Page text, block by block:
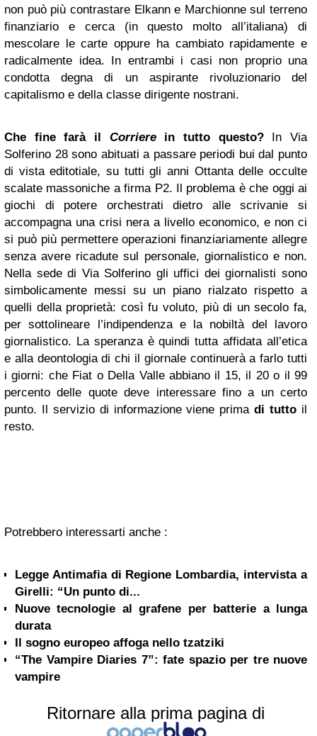
non può più contrastare Elkann e Marchionne sul terreno
finanziario e cerca (in questo molto all’italiana) di
mescolare le carte oppure ha cambiato rapidamente e
radicalmente idea. In entrambi i casi non proprio una
condotta degna di un aspirante rivoluzionario del
capitalismo e della classe dirigente nostrani.
Che fine farà il Corriere in tutto questo?
In Via
Solferino 28 sono abituati a passare periodi bui dal punto
di vista editotiale, su tutti gli anni Ottanta delle occulte
scalate massoniche a firma P2. Il problema è che oggi ai
giochi di potere orchestrati dietro alle scrivanie si
accompagna una crisi nera a livello economico, e non ci
si può più permettere operazioni finanziariamente allegre
senza avere ricadute sul personale, giornalistico e non.
Nella sede di Via Solferino gli uffici dei giornalisti sono
simbolicamente messi su un piano rialzato rispetto a
quelli della proprietà: così fu voluto, più di un secolo fa,
per sottolineare l’indipendenza e la nobiltà del lavoro
giornalistico. La speranza è quindi tutta affidata all’etica
e alla deontologia di chi il giornale continuerà a farlo tutti
i giorni: che Fiat o Della Valle abbiano il 15, il 20 o il 99
percento delle quote deve interessare fino a un certo
punto. Il servizio di informazioneviene primadi tutto il
resto.
Potrebbero interessarti anche :
Legge Antimafia di Regione Lombardia, intervista a
Girelli: “Un punto di...
Nuove tecnologie al grafene per batterie a lunga
durata
Il sogno europeo affoga nello tzatziki
“The Vampire Diaries 7”: fate spazio per tre nuove
vampire
Ritornare alla prima pagina di